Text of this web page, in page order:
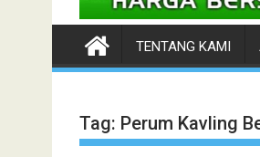
TENTANG KAMI
Tag: Perum Kavling